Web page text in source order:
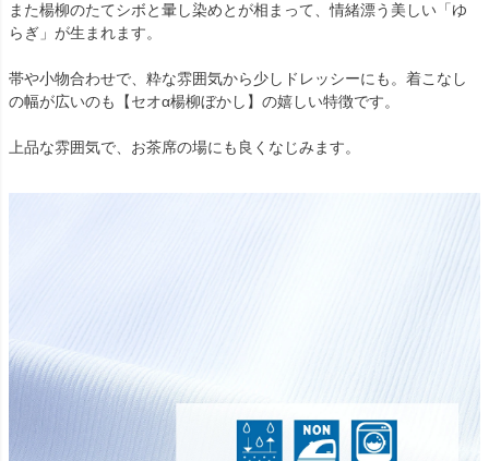
また楊柳のたてシボと暈し染めとが相まって、情緒漂う美しい「ゆ
らぎ」が生まれます。
帯や小物合わせで、粋な雰囲気から少しドレッシーにも。着こなし
の幅が広いのも【セオα楊柳ぼかし】の嬉しい特徴です。
上品な雰囲気で、お茶席の場にも良くなじみます。